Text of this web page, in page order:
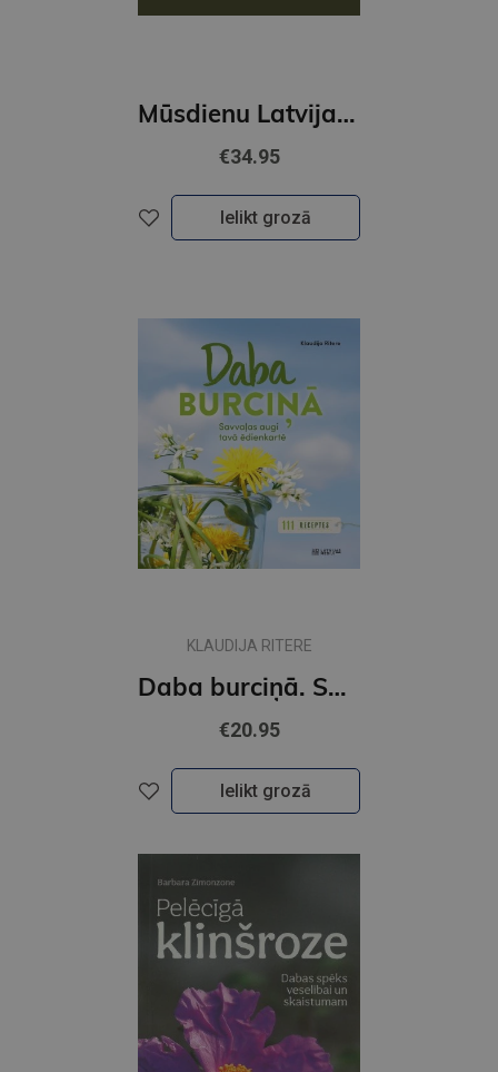
Mūsdienu Latvijas saimnieces. 16 garšu stāsti un 80 receptes
€34.95
Ielikt grozā
KLAUDIJA RITERE
Daba burciņā. Savvaļas augi tavā ēdienkartē
€20.95
Ielikt grozā